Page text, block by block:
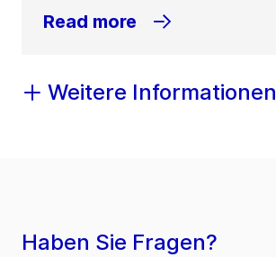
Read more
Weitere Informationen
Haben Sie Fragen?